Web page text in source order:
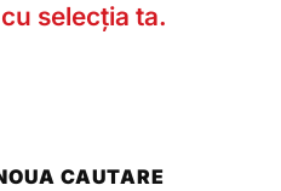
selecția ta.
CAUTARE